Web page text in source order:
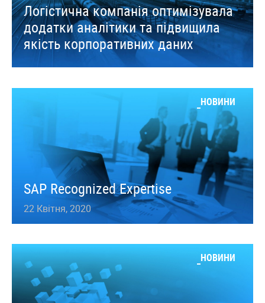
Логістична компанія оптимізувала
додатки аналітики та підвищила
якість корпоративних даних
НОВИНИ
SAP Recognized Expertise
22 Квітня, 2020
НОВИНИ